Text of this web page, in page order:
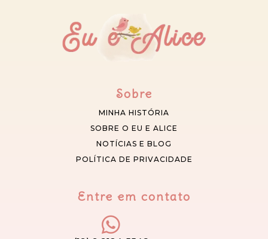
Sobre
MINHA HISTÓRIA
SOBRE O EU E ALICE
NOTÍCIAS E BLOG
POLÍTICA DE PRIVACIDADE
Entre em contato